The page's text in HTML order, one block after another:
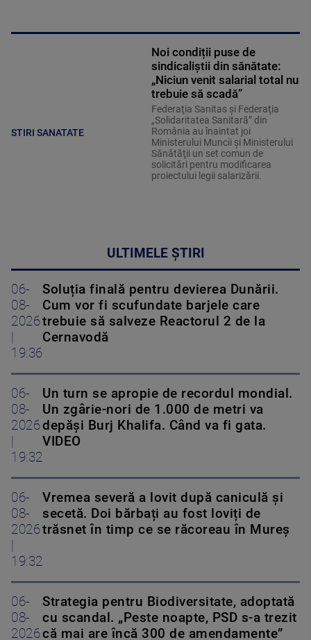
STIRI SANATATE
Noi condiții puse de
sindicaliștii din sănătate:
„Niciun venit salarial total nu
trebuie să scadă”
Federaţia Sanitas şi Federaţia
„Solidaritatea Sanitară” din
România au înaintat joi
Ministerului Muncii şi Ministerului
Sănătăţii un set comun de
solicitări pentru modificarea
proiectului legii salarizării.
ULTIMELE ȘTIRI
06-
08-
2026
19:36
Soluția finală pentru devierea Dunării.
Cum vor fi scufundate barjele care
trebuie să salveze Reactorul 2 de la
Cernavodă
06-
08-
2026
19:32
Un turn se apropie de recordul mondial.
Un zgârie-nori de 1.000 de metri va
depăși Burj Khalifa. Când va fi gata.
VIDEO
06-
08-
2026
19:32
Vremea severă a lovit după caniculă și
secetă. Doi bărbați au fost loviți de
trăsnet în timp ce se răcoreau în Mureș
06-
08-
2026
Strategia pentru Biodiversitate, adoptată
cu scandal. „Peste noapte, PSD s-a trezit
că mai are încă 300 de amendamente”